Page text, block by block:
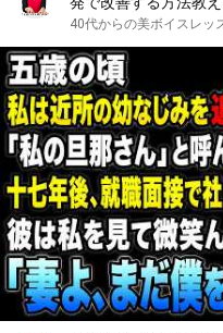
40代からの美ボイスレッ